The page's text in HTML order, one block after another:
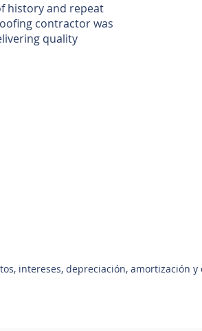
history and repeat
contractor was
quality
intereses, depreciación, amortización